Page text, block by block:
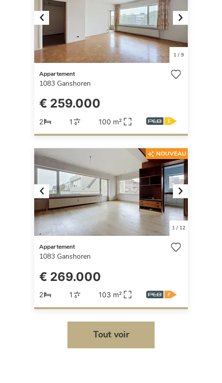
Previous Next
1/ 9
Appartement
1083 Ganshoren
€ 259.000
2 1 100 m²
Previous Next
1/ 12
NOUVEAU
Appartement
1083 Ganshoren
€ 269.000
2 1 103 m²
Tout voir